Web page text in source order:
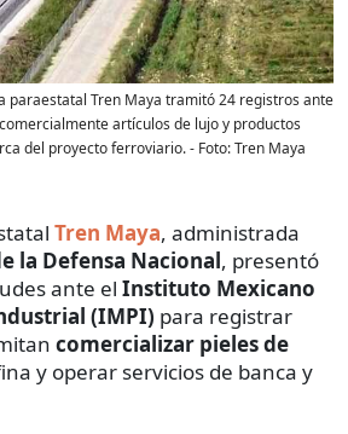
paraestatal Tren Maya tramitó 24 registros ante
artículos de lujo y productos
del proyecto ferroviario.- Foto:Tren Maya
Tren Maya, administrada
la Defensa Nacional, presentó
ante el Instituto Mexicano
(IMPI) para registrar
comercializar pieles de
y operar servicios de banca y